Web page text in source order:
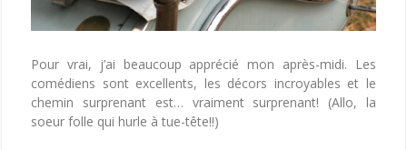
Pour vrai, j’ai beaucoup apprécié mon après-midi. Les
comédiens sont excellents, les décors incroyables et le
chemin surprenant est… vraiment surprenant! (Allo, la
soeur folle qui hurle à tue-tête!!)